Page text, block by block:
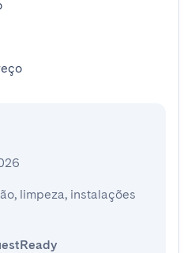
limpeza, instalações